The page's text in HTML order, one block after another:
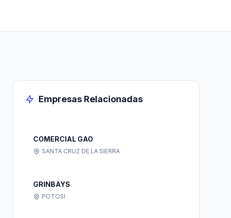
Empresas Relacionadas
COMERCIAL GAO
SANTA CRUZ DE LA SIERRA
GRINBAYS
POTOSI